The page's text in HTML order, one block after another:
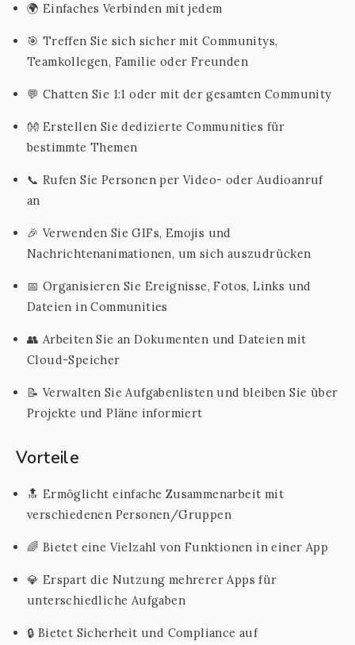
🌍 Einfaches Verbinden mit jedem
🎯 Treffen Sie sich sicher mit Communitys,
Teamkollegen, Familie oder Freunden
💬 Chatten Sie 1:1 oder mit der gesamten Community
👐 Erstellen Sie dedizierte Communities für
bestimmte Themen
📞 Rufen Sie Personen per Video- oder Audioanruf
an
🎉 Verwenden Sie GIFs, Emojis und
Nachrichtenanimationen, um sich auszudrücken
📅 Organisieren Sie Ereignisse, Fotos, Links und
Dateien in Communities
👥 Arbeiten Sie an Dokumenten und Dateien mit
Cloud-Speicher
📝 Verwalten Sie Aufgabenlisten und bleiben Sie über
Projekte und Pläne informiert
Vorteile
🔝 Ermöglicht einfache Zusammenarbeit mit
verschiedenen Personen/Gruppen
🌈 Bietet eine Vielzahl von Funktionen in einer App
💎 Erspart die Nutzung mehrerer Apps für
unterschiedliche Aufgaben
🔒 Bietet Sicherheit und Compliance auf